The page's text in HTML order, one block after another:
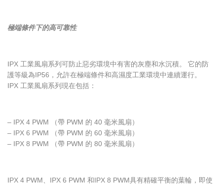
極端條件下的高可靠性
IPX 工業風扇系列可防止惡劣環境中有害的灰塵和水沉積。 它的防
護等級為IP56，允許在極端條件和高濕度工業環境中連續運行。
IPX 工業風扇系列現在包括：
– IPX 4 PWM （帶 PWM 的 40 毫米風扇）
– IPX 6 PWM （帶 PWM 的 60 毫米風扇）
– IPX 8 PWM （帶 PWM 的 80 毫米風扇）
IPX 4 PWM、IPX 6 PWM 和IPX 8 PWM具有精確平衡的葉輪，即使